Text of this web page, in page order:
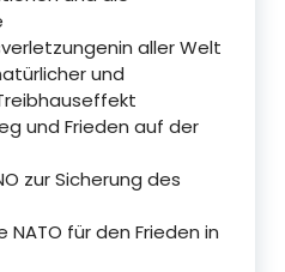
aller Welt
und
und Frieden auf der
zur Sicherung des
für den Frieden in